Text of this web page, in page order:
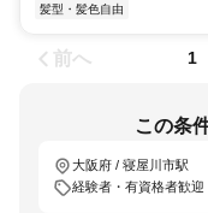
髪型・髪色自由
前へ 1
この条
大阪府 / 寝屋川市駅
経験者・有資格者歓迎